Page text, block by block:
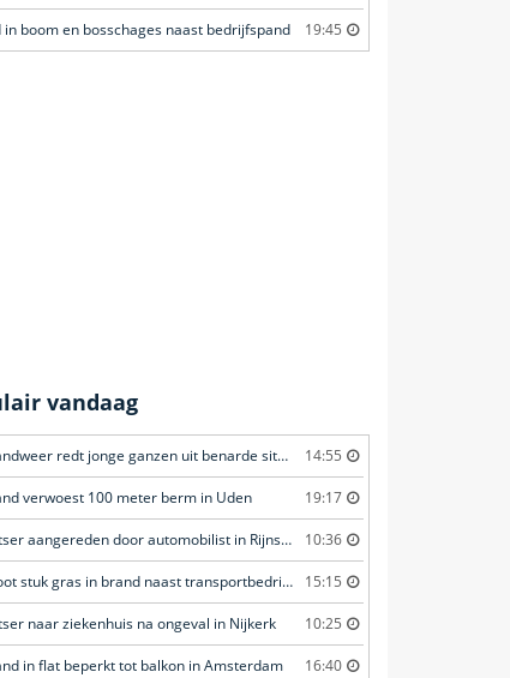
in boom en bosschages naast bedrijfspand 19:45
vandaag
Brandweer redt jonge ganzen uit benarde situatie in Amersfoort 14:55
verwoest 100 meter berm in Uden 19:17
Fietser aangereden door automobilist in Rijnsburg 10:36
Groot stuk gras in brand naast transportbedrijf in Nieuwegein 15:15
naar ziekenhuis na ongeval in Nijkerk 10:25
in flat beperkt tot balkon in Amsterdam 16:40